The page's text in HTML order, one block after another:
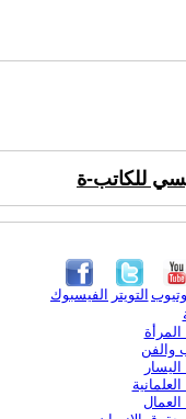
للكاتب-ة
الفيسبوك التويتر
المرأة
والفن
اليسار
العمال